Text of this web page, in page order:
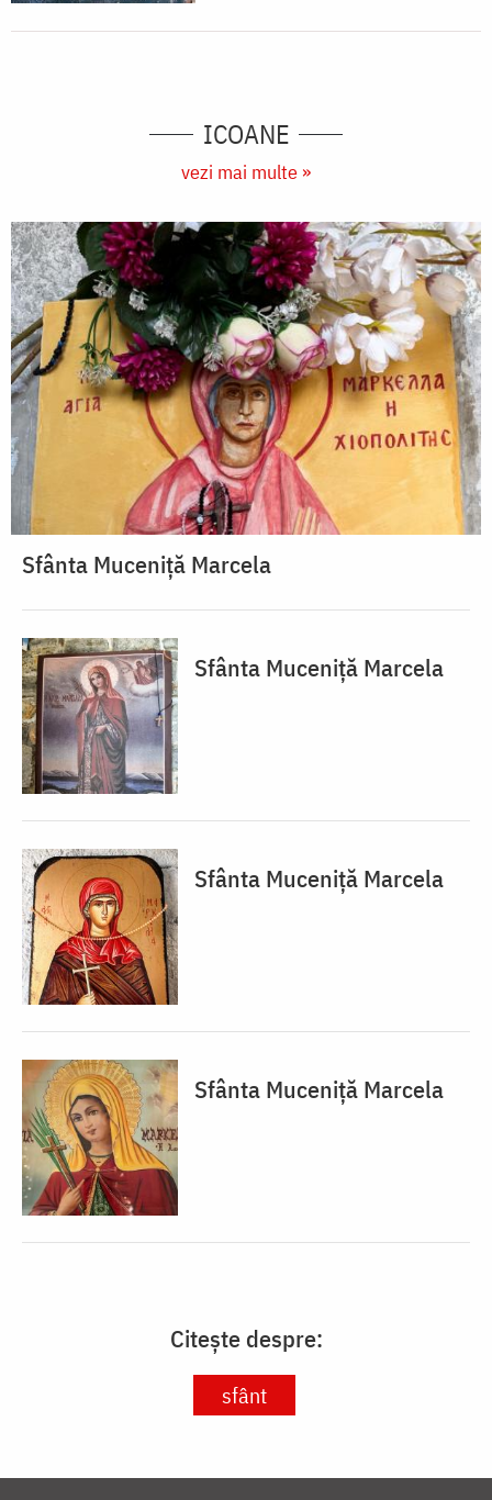
ICOANE
vezi mai multe »
Sfânta Muceniță Marcela
Sfânta Muceniță Marcela
Sfânta Muceniță Marcela
Sfânta Muceniță Marcela
Citește despre:
sfânt